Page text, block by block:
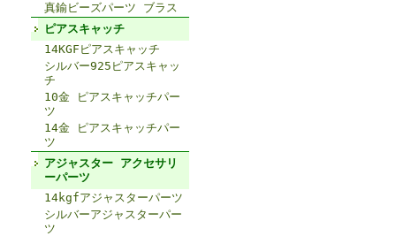
真鍮ビーズパーツ ブラス
ピアスキャッチ
14KGFピアスキャッチ
シルバー925ピアスキャッ
チ
10金 ピアスキャッチパー
ツ
14金 ピアスキャッチパー
ツ
アジャスター アクセサリ
ーパーツ
14kgfアジャスターパーツ
シルバーアジャスターパー
ツ